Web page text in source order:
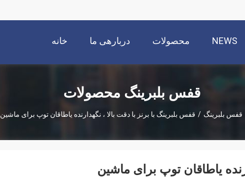
خانه دربارهی ما محصولات NEWS
قفس بلبرینگ محصولات
قفس بلبرینگ / قفس بلبرینگ با برنز با دقت بالا ، نگهدارنده یاطاقان توپ برای ماشین
یاطاقان توپ برای ماشین